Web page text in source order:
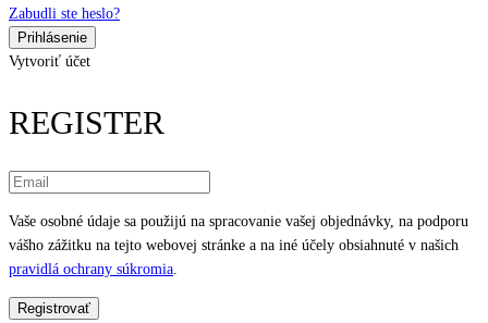
Zabudli ste heslo?
Vytvoriť účet
REGISTER
Vaše osobné údaje sa použijú na spracovanie vašej objednávky, na podporu
vášho zážitku na tejto webovej stránke a na iné účely obsiahnuté v našich
pravidlá ochrany súkromia.